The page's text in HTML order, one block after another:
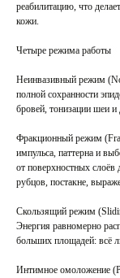
реабилитацию, что
кожи.
Четыре режима работы
Неинвазивный режим
полной сохранности
бровей, тонизации шеи и
Фракционный режим
импульса, паттерна и
от поверхностных
рубцов, постакне,
Скользящий режим
Энергия равномерно
больших площадей: всё
Интимное омоложение